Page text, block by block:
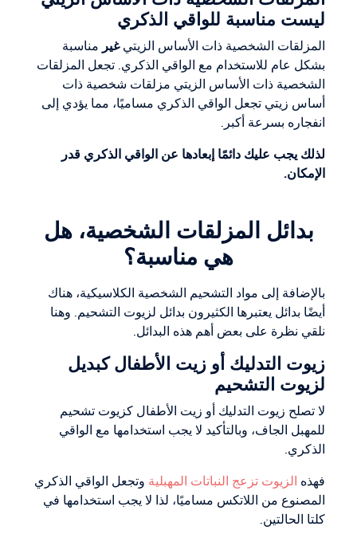
ليست مناسبة للواقي الذكري
المزلقات الشخصية ذات الأساس الزيتيغير مناسبة
بشكل عام للاستخدام مع الواقي الذكري. تجعل المزلقات
الشخصية ذات الأساس الزيتي مزلقات شخصية ذات
أساس زيتي تجعل الواقي الذكري مساميًا، مما يؤدي إلى
انفجاره بسرعة أكبر.
لذلك يجب عليك دائمًا إبعادها عن الواقي الذكري قدر
الإمكان.
بدائل المزلقات الشخصية، هل
هي مناسبة؟
بالإضافة إلى مواد التشحيم الشخصية الكلاسيكية، هناك
أيضًا بدائل يعتبرها الكثيرون بدائل لزيوت التشحيم. وهنا
نلقي نظرة على بعض أهم هذه البدائل.
زيوت التدليك أو زيت الأطفال كبديل
لزيوت التشحيم
لا تصلح زيوت التدليك أو زيت الأطفال كزيوت تشحيم
للمهبل الجاف، وبالتأكيد لا يجب استخدامها مع الواقي
الذكري.
فهذه الزيوت تزعج النباتات المهبلية وتجعل الواقي الذكري
المصنوع من اللاتكس مساميًا، لذا لا يجب استخدامها في
كلتا الحالتين.